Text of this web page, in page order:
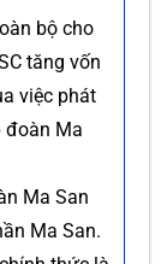
bộ cho
tăng vốn
việc phát
đoàn Ma
Ma San
Ma San.